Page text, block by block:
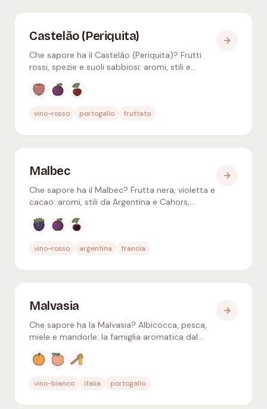
Castelão (Periquita)
Che sapore ha il Castelão (Periquita)? Frutti
rossi, spezie e suoli sabbiosi: aromi, stili e
del Portogallo.
Aromi tipici
vino-rosso portogallo fruttato
Malbec
Che sapore ha il Malbec? Frutta nera, violetta e
cacao: aromi, stili da Argentina e Cahors,
meglio.
Aromi tipici
vino-rosso argentina francia
Malvasia
Che sapore ha la Malvasia? Albicocca, pesca,
miele e mandorle: la famiglia aromatica dal
abbinamenti gastronomici.
Aromi tipici
vino-bianco italia portogallo